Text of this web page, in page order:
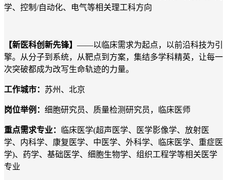
学、控制 /自动化、电气等相关理工科方向
【新医科创新先锋】 ——以临床需求为起点，以前沿科技为引
擎。从分子到系统，从靶点到方案，集结多学科精英，让每一
次突破都成为改写生命轨迹的力量。
工作城市： 苏州、北京
岗位举例： 细胞研究员、质量检测研究员，临床医师
重点需求专业： 临床医学(超声医学、医学影像学、放射医
学、内科学、康复医学、中医学、外科学、临床医学、重症医
学)、药学、基础医学、细胞生物学、组织工程学等相关医学
专业